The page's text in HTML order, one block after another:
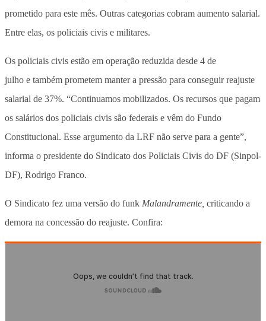
prometido para este mês. Outras categorias cobram aumento salarial.
Entre elas, os policiais civis e militares.
Os policiais civis estão em operação reduzida desde 4 de
julho e também prometem manter a pressão para conseguir reajuste
salarial de 37%. “Continuamos mobilizados. Os recursos que pagam
os salários dos policiais civis são federais e vêm do Fundo
Constitucional. Esse argumento da LRF não serve para a gente”,
informa o presidente do Sindicato dos Policiais Civis do DF (Sinpol-
DF), Rodrigo Franco.
O Sindicato fez uma versão do funk Malandramente, criticando a
demora na concessão do reajuste. Confira: